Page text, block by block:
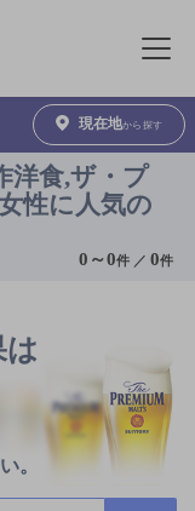
メニュ
現在地から探す
洋食,ザ・プ
性に人気の
0 ～0件 ／0件
は
。